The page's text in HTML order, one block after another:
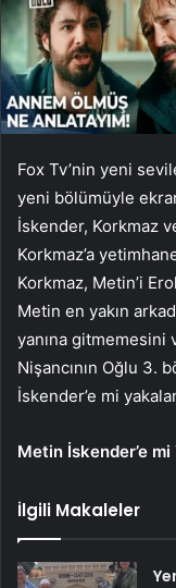
Fox Tv’nin yeni
yeni bölümüyle
İskender, Korkmaz
Korkmaz’a
Korkmaz, Metin’i
Metin en yakın
yanına gitmemesini
Nişancının Oğlu 3.
İskender’e mi
Metin İskender’e
İlgili Makaleler